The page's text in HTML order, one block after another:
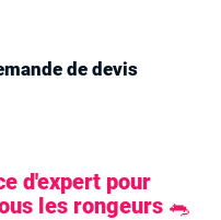
de devis
d'expert pour
les rongeurs 🐀